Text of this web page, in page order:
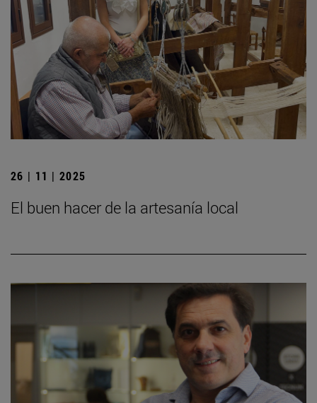
26 | 11 | 2025
El buen hacer de la artesanía local